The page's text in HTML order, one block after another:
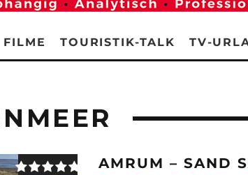
FILME TOURISTIK-TALK TV-
AMRUM – SAND